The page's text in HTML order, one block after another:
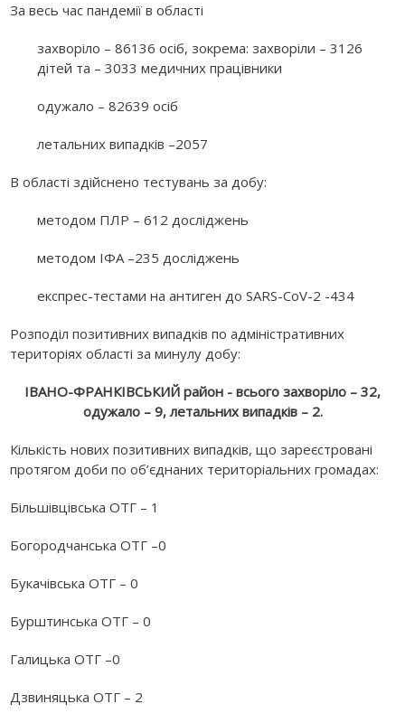
За весь час пандемії в області
захворіло – 86136 осіб, зокрема: захворіли – 3126
дітей та – 3033 медичних працівники
одужало – 82639 осіб
летальних випадків –2057
В області здійснено тестувань за добу:
методом ПЛР – 612 досліджень
методом ІФА –235 досліджень
експрес-тестами на антиген до SARS-CoV-2 -434
Розподіл позитивних випадків по адміністративних
територіях області за минулу добу:
ІВАНО-ФРАНКІВСЬКИЙ район - всього захворіло – 32,
одужало – 9, летальних випадків – 2.
Кількість нових позитивних випадків, що зареєстровані
протягом доби по об’єднаних територіальних громадах:
Більшівцівська ОТГ – 1
Богородчанська ОТГ –0
Букачівська ОТГ – 0
Бурштинська ОТГ – 0
Галицька ОТГ –0
Дзвиняцька ОТГ – 2